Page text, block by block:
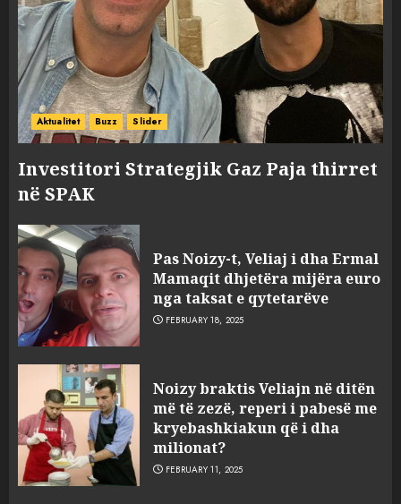
Aktualitet Buzz Slider
Investitori Strategjik Gaz Paja thirret
në SPAK
Pas Noizy-t, Veliaj i dha Ermal
Mamaqit dhjetëra mijëra euro
nga taksat e qytetarëve
FEBRUARY 18, 2025
Noizy braktis Veliajn në ditën
më të zezë, reperi i pabesë me
kryebashkiakun që i dha
milionat?
FEBRUARY 11, 2025
3
sulmuan “One Albania”,
ngjarja u fsheh. A u vodhën
serverat?
MARCH 25, 2025